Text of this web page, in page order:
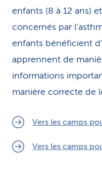
enfants (8 à 12 ans)
concernés par
enfants bénéficient
apprennent de
informations
manière correcte de
Vers les camps
Vers les camps